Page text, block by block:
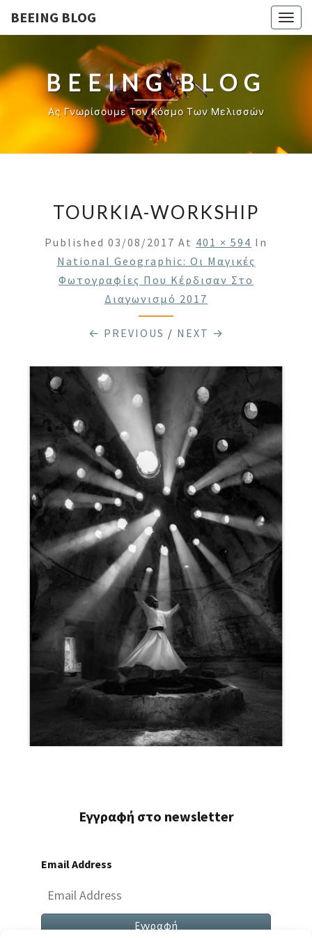
BEEING BLOG
BEEING BLOG
Ας Γνωρίσουμε Τον Κόσμο Των Μελισσών
TOURKIA-WORKSHIP
Published 03/08/2017 At 401 × 594 In
National Geographic: Οι Μαγικές
Φωτογραφίες Που Κέρδισαν Στο
Διαγωνισμό 2017
← PREVIOUS / NEXT →
Εγγραφή στο newsletter
Email Address